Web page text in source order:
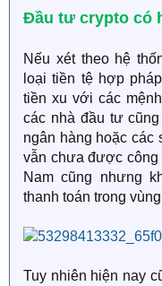
Đầu tư crypto có
Nếu xét theo hệ
loại tiền tệ hợp
tiền xu với các
các nhà đầu tư
ngân hàng hoặc các
vẫn chưa được công
Nam cũng nhưng
thanh toán trong
Tuy nhiên hiện nay